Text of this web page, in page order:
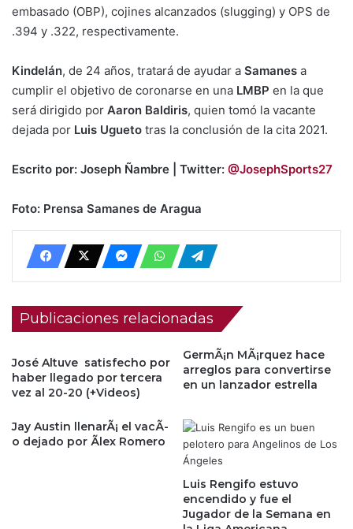
embasado (OBP), cojines alcanzados (slugging) y OPS de
.394 y .322, respectivamente.
Kindelán, de 24 años, tratará de ayudar a Samanes a
cumplir el objetivo de coronarse en una LMBP en la que
será dirigido por Aaron Baldiris, quien tomó la vacante
dejada por Luis Ugueto tras la conclusión de la cita 2021.
Escrito por: Joseph Ñambre | Twitter: @JosephSports27
Foto: Prensa Samanes de Aragua
Publicaciones relacionadas
José Altuve satisfecho por
haber llegado por tercera
vez al 20-20 (+Videos)
GermÃ¡n MÃ¡rquez hace
arreglos para convertirse
en un lanzador estrella
Jay Austin llenarÃ¡ el vacÃ­
o dejado por Ãlex Romero
Luis Rengifo estuvo
encendido y fue el
Jugador de la Semana en